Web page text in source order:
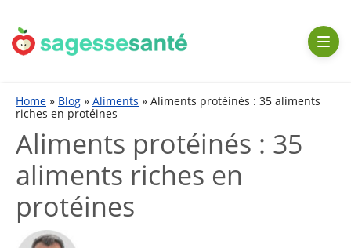
contenu
Home » Blog » Aliments » Aliments protéinés : 35 aliments
riches en protéines
Aliments protéinés : 35
aliments riches en
protéines